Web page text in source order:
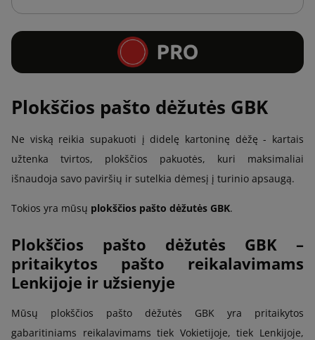
Plokščios pašto dėžutės GBK
Ne viską reikia supakuoti į didelę kartoninę dėžę - kartais
užtenka tvirtos, plokščios pakuotės, kuri maksimaliai
išnaudoja savo paviršių ir sutelkia dėmesį į turinio apsaugą.
Tokios yra mūsų plokščios pašto dėžutės GBK.
Plokščios pašto dėžutės GBK –
pritaikytos pašto reikalavimams
Lenkijoje ir užsienyje
Mūsų plokščios pašto dėžutės GBK yra pritaikytos
gabaritiniams reikalavimams tiek Vokietijoje, tiek Lenkijoje,